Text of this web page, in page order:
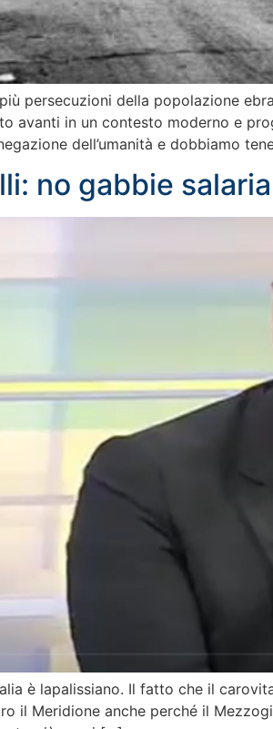
persecuzioni della popolazione
avanti in un contesto moderno e
dell’umanità e dobbiamo
no gabbie
è lapalissiano. Il fatto che il
il Meridione anche perché il